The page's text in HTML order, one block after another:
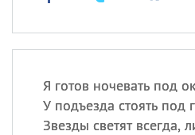
Я готов ночевать под
У подъезда стоять под
Звезды светят всегда,